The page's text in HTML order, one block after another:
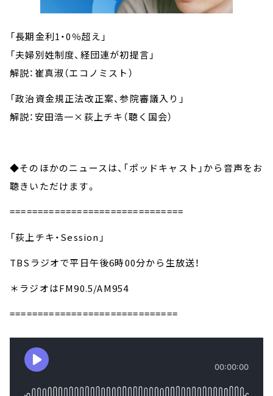
「長期金利1・0％超え」
「夫婦別姓制度、経団連が初提言」
解説：崔真淑（エコノミスト）
「政治資金規正法改正案、参院審議入り」
解説：安田浩一×荻上チキ（聴く国会）
◆そのほかのニュースは、「ポッドキャスト」から音声をお
聴きいただけます。
===============================
「荻上チキ・Session」
TBSラジオで平日午後6時00分から生放送！
＊ラジオはFM90.5/AM954
==============================